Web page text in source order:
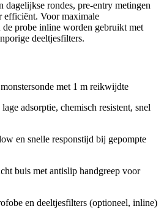
rondes, pre-entry metingen
efficiënt. Voor maximale
de probe inline worden gebruikt met
deeltjesfilters.
met 1 m reikwijdte
adsorptie, chemisch resistent, snel
en snelle responstijd bij gepompte
buis met antislip handgreep voor
en deeltjesfilters (optioneel, inline)